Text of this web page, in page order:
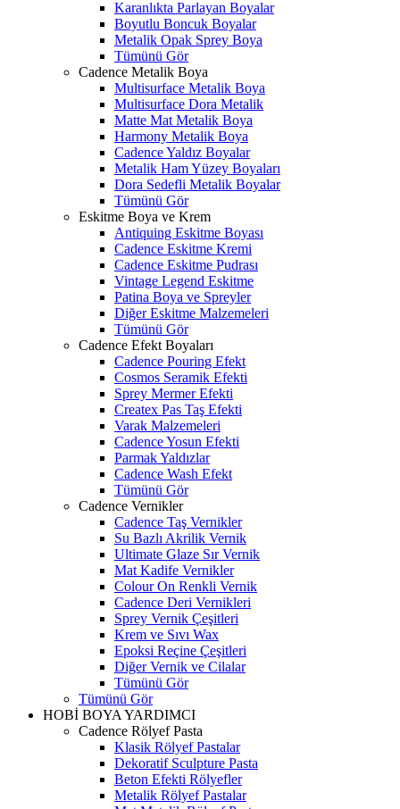
Karanlıkta Parlayan Boyalar
Boyutlu Boncuk Boyalar
Metalik Opak Sprey Boya
Tümünü Gör
Cadence Metalik Boya
Multisurface Metalik Boya
Multisurface Dora Metalik
Matte Mat Metalik Boya
Harmony Metalik Boya
Cadence Yaldız Boyalar
Metalik Ham Yüzey Boyaları
Dora Sedefli Metalik Boyalar
Tümünü Gör
Eskitme Boya ve Krem
Antiquing Eskitme Boyası
Cadence Eskitme Kremi
Cadence Eskitme Pudrası
Vintage Legend Eskitme
Patina Boya ve Spreyler
Diğer Eskitme Malzemeleri
Tümünü Gör
Cadence Efekt Boyaları
Cadence Pouring Efekt
Cosmos Seramik Efekti
Sprey Mermer Efekti
Createx Pas Taş Efekti
Varak Malzemeleri
Cadence Yosun Efekti
Parmak Yaldızlar
Cadence Wash Efekt
Tümünü Gör
Cadence Vernikler
Cadence Taş Vernikler
Su Bazlı Akrilik Vernik
Ultimate Glaze Sır Vernik
Mat Kadife Vernikler
Colour On Renkli Vernik
Cadence Deri Vernikleri
Sprey Vernik Çeşitleri
Krem ve Sıvı Wax
Epoksi Reçine Çeşitleri
Diğer Vernik ve Cilalar
Tümünü Gör
Tümünü Gör
HOBİ BOYA YARDIMCI
Cadence Rölyef Pasta
Klasik Rölyef Pastalar
Dekoratif Sculpture Pasta
Beton Efekti Rölyefler
Metalik Rölyef Pastalar